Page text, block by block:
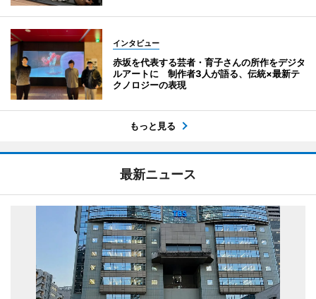
インタビュー
赤坂を代表する芸者・育子さんの所作をデジタ
ルアートに 制作者3人が語る、伝統×最新テ
クノロジーの表現
もっと見る
最新ニュース